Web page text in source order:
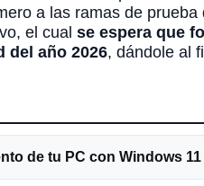
a las ramas de
el cual se espera que
del año 2026, dándole al
de tu PC con Windows